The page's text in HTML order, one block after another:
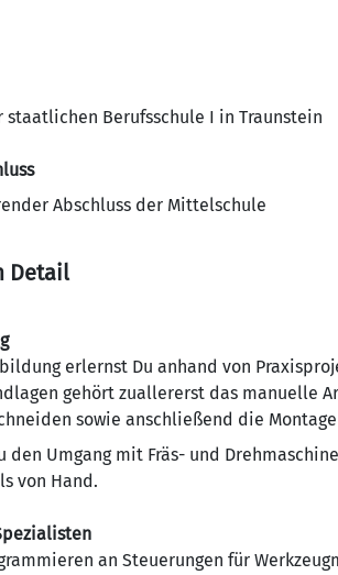
Berufsschule I in Traunstein
Abschluss der Mittelschule
Detail
erlernst Du anhand von
gehört zuallererst das manuelle
sowie anschließend die
den Umgang mit Fräs- und
von Hand.
an Steuerungen für